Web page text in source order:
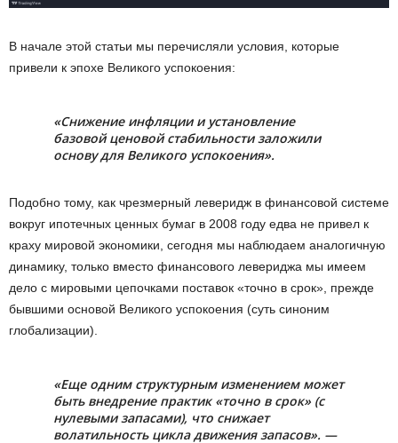
В начале этой статьи мы перечисляли условия, которые
привели к эпохе Великого успокоения:
«Снижение инфляции и установление
базовой ценовой стабильности заложили
основу для Великого успокоения».
Подобно тому, как чрезмерный леверидж в финансовой системе
вокруг ипотечных ценных бумаг в 2008 году едва не привел к
краху мировой экономики, сегодня мы наблюдаем аналогичную
динамику, только вместо финансового левериджа мы имеем
дело с мировыми цепочками поставок «точно в срок», прежде
бывшими основой Великого успокоения (суть синоним
глобализации).
«Еще одним структурным изменением может
быть внедрение практик «точно в срок» (с
нулевыми запасами), что снижает
волатильность цикла движения запасов». —